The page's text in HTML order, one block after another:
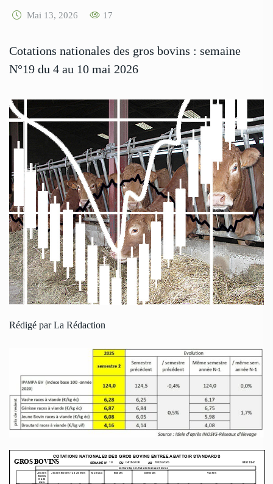
Mai 13, 2026 17
Cotations nationales des gros bovins : semaine
N°19 du 4 au 10 mai 2026
Rédigé par La Rédaction